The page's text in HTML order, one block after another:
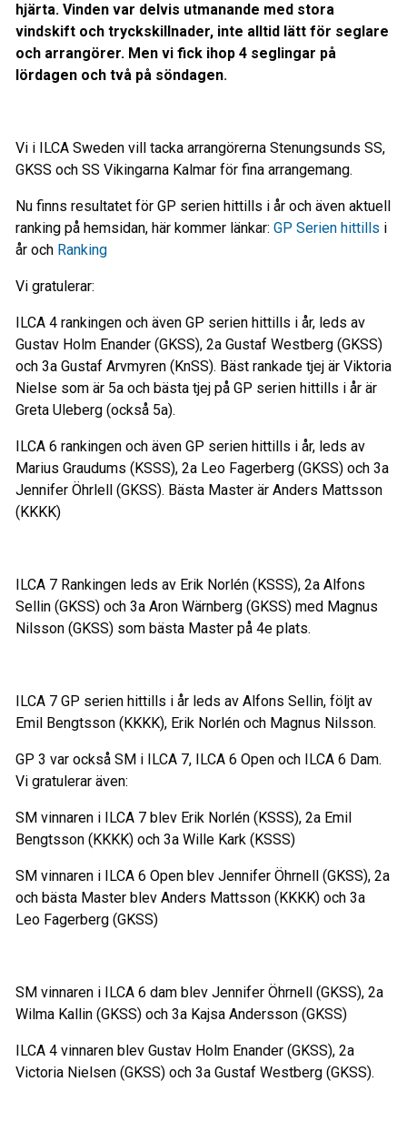
hjärta. Vinden var delvis utmanande med stora
vindskift och tryckskillnader, inte alltid lätt för seglare
och arrangörer. Men vi fick ihop 4 seglingar på
lördagen och två på söndagen.
Vi i ILCA Sweden vill tacka arrangörerna Stenungsunds SS,
GKSS och SS Vikingarna Kalmar för fina arrangemang.
Nu finns resultatet för GP serien hittills i år och även aktuell
ranking på hemsidan, här kommer länkar: GP Serien hittills i
år och Ranking
Vi gratulerar:
ILCA 4 rankingen och även GP serien hittills i år, leds av
Gustav Holm Enander (GKSS), 2a Gustaf Westberg (GKSS)
och 3a Gustaf Arvmyren (KnSS). Bäst rankade tjej är Viktoria
Nielse som är 5a och bästa tjej på GP serien hittills i år är
Greta Uleberg (också 5a).
ILCA 6 rankingen och även GP serien hittills i år, leds av
Marius Graudums (KSSS), 2a Leo Fagerberg (GKSS) och 3a
Jennifer Öhrlell (GKSS). Bästa Master är Anders Mattsson
(KKKK)
ILCA 7 Rankingen leds av Erik Norlén (KSSS), 2a Alfons
Sellin (GKSS) och 3a Aron Wärnberg (GKSS) med Magnus
Nilsson (GKSS) som bästa Master på 4e plats.
ILCA 7 GP serien hittills i år leds av Alfons Sellin, följt av
Emil Bengtsson (KKKK), Erik Norlén och Magnus Nilsson.
GP 3 var också SM i ILCA 7, ILCA 6 Open och ILCA 6 Dam.
Vi gratulerar även:
SM vinnaren i ILCA 7 blev Erik Norlén (KSSS), 2a Emil
Bengtsson (KKKK) och 3a Wille Kark (KSSS)
SM vinnaren i ILCA 6 Open blev Jennifer Öhrnell (GKSS), 2a
och bästa Master blev Anders Mattsson (KKKK) och 3a
Leo Fagerberg (GKSS)
SM vinnaren i ILCA 6 dam blev Jennifer Öhrnell (GKSS), 2a
Wilma Kallin (GKSS) och 3a Kajsa Andersson (GKSS)
ILCA 4 vinnaren blev Gustav Holm Enander (GKSS), 2a
Victoria Nielsen (GKSS) och 3a Gustaf Westberg (GKSS).